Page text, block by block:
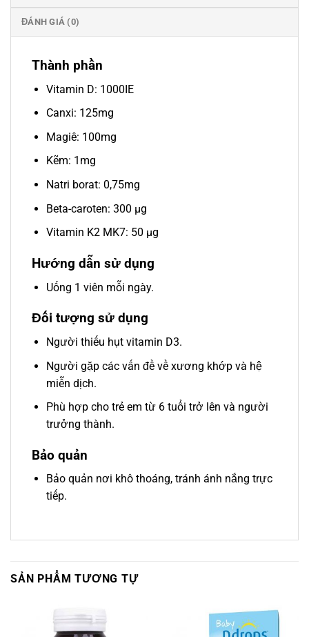
ĐÁNH GIÁ (0)
Thành phần
Vitamin D: 1000IE
Canxi: 125mg
Magiê: 100mg
Kẽm: 1mg
Natri borat: 0,75mg
Beta-caroten: 300 µg
Vitamin K2 MK7: 50 µg
Hướng dẫn sử dụng
Uống 1 viên mỗi ngày.
Đối tượng sử dụng
Người thiếu hụt vitamin D3.
Người gặp các vấn đề về xương khớp và hệ
miễn dịch.
Phù hợp cho trẻ em từ 6 tuổi trở lên và người
trưởng thành.
Bảo quản
Bảo quản nơi khô thoáng, tránh ánh nắng trực
tiếp.
SẢN PHẨM TƯƠNG TỰ